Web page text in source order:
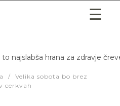
najslabša hrana za zdravje
/
Velika sobota bo brez
cerkvah